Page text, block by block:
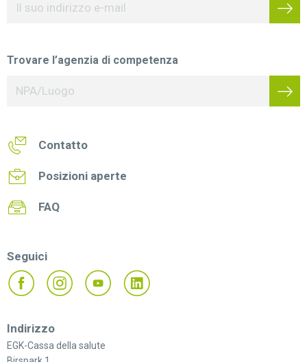
Trovare l’agenzia di competenza
Contatto
Posizioni aperte
FAQ
Seguici
Indirizzo
EGK-Cassa della salute